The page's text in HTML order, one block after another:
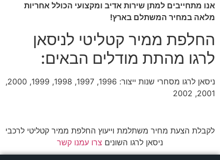
אנו מתחייבים למתן שירות אדיב ומקצועי הכולל אחריות
מלאה במחיר המשתלם בארץ!
החלפת ממיר קטליטי לניסאן
לרגו מהתת מודלים הבאים:
ניסאן לרגו מסחרי שנות ייצור: 1996, 1997, 1998, 1999, 2000,
2001, 2002
לקבלת הצעת מחיר משתלמת וייעוץ החלפת ממיר קטליטי לרכבי
ניסאן לרגו השונים צרו עמנו קשר